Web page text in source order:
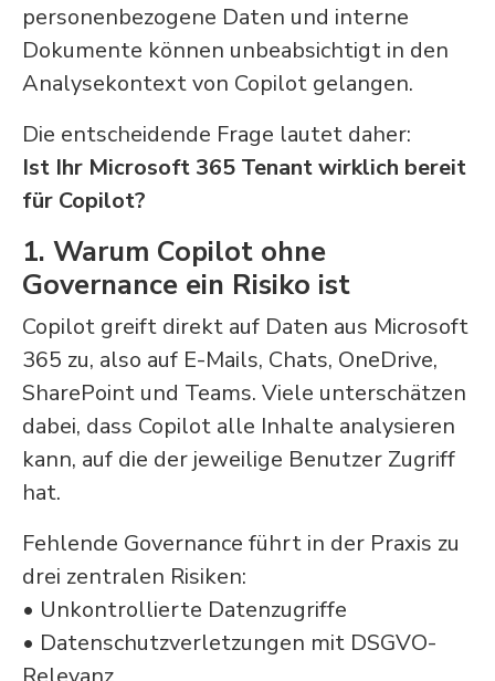
personenbezogene Daten und interne
Dokumente können unbeabsichtigt in den
Analysekontext von Copilot gelangen.
Die entscheidende Frage lautet daher:
Ist Ihr Microsoft 365 Tenant wirklich bereit
für Copilot?
1. Warum Copilot ohne
Governance ein Risiko ist
Copilot greift direkt auf Daten aus Microsoft
365 zu, also auf E-Mails, Chats, OneDrive,
SharePoint und Teams. Viele unterschätzen
dabei, dass Copilot alle Inhalte analysieren
kann, auf die der jeweilige Benutzer Zugriff
hat.
Fehlende Governance führt in der Praxis zu
drei zentralen Risiken:
• Unkontrollierte Datenzugriffe
• Datenschutzverletzungen mit DSGVO-